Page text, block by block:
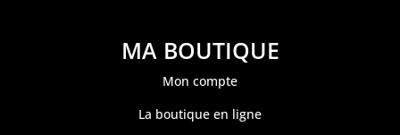
MA BOUTIQUE
Mon compte
La boutique en ligne